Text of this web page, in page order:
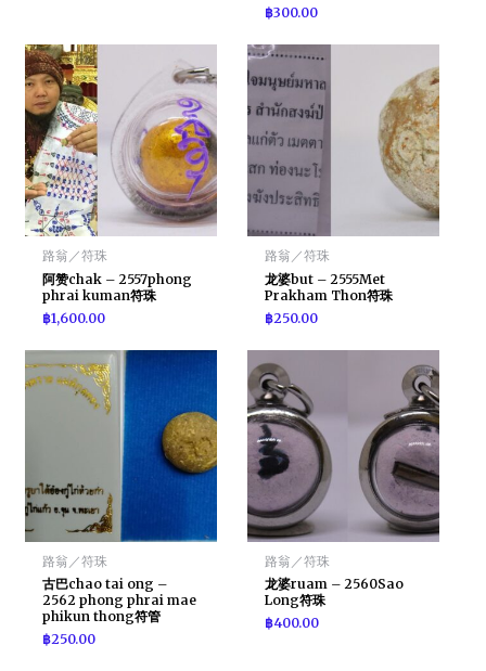
฿300.00
路翁／符珠
阿赞chak – 2557phong
phrai kuman符珠
฿1,600.00
路翁／符珠
龙婆but – 2555Met
Prakham Thon符珠
฿250.00
路翁／符珠
古巴chao tai ong –
2562 phong phrai mae
phikun thong符管
฿250.00
路翁／符珠
龙婆ruam – 2560Sao
Long符珠
฿400.00